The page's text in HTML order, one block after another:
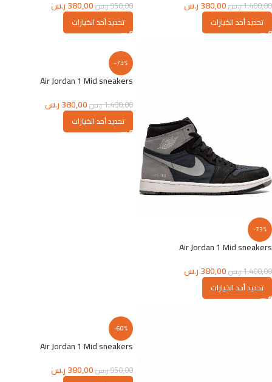
1.400,00ر.س380,00ر.س
تحديد أحد الخيارات
950,00ر.س380,00ر.س
تحديد أحد الخيارات
-73%
Air Jordan 1 Mid sneakers
1.400,00ر.س380,00ر.س
تحديد أحد الخيارات
-73%
Air Jordan 1 Mid sneakers
1.400,00ر.س380,00ر.س
تحديد أحد الخيارات
-60%
Air Jordan 1 Mid sneakers
950,00ر.س380,00ر.س